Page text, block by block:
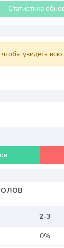
Статистика
увидеть всю
2-3
0%